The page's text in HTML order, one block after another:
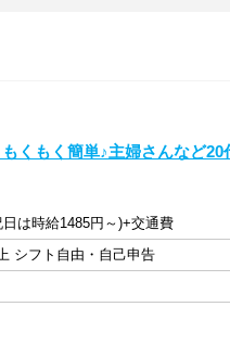
くもく簡単♪主婦さんなど20
は時給1485円～)+交通費
シフト自由・自己申告